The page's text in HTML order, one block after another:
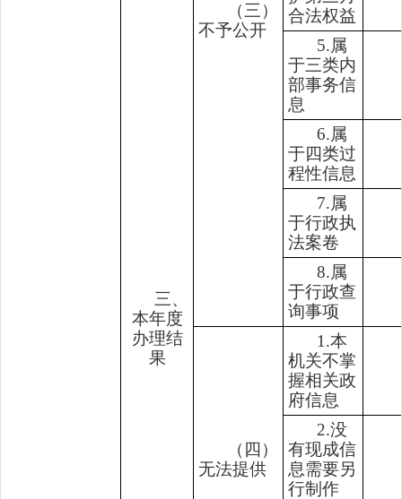
三、
本年度
办理结
果
（三）
不予公开
合法权益
5.属
于三类内
部事务信
息
6.属
于四类过
程性信息
7.属
于行政执
法案卷
8.属
于行政查
询事项
（四）
无法提供
1.本
机关不掌
握相关政
府信息
2.没
有现成信
息需要另
行制作